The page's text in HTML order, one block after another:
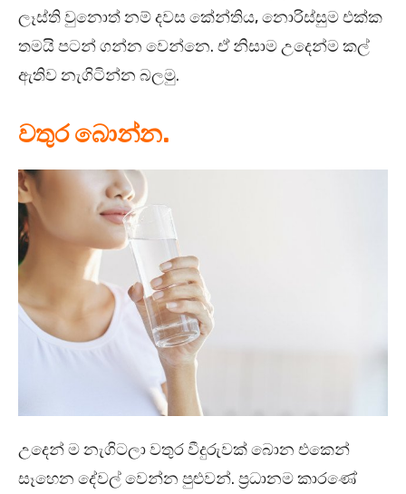
ලෑස්ති වුනොත් නම් දවස කේන්තිය, නොරිස්සුම එක්ක
තමයි පටන් ගන්න වෙන්නෙ. ඒ නිසාම උදෙන්ම කල්
ඇතිව නැගිටින්න බලමු.
වතුර බොන්න.
උදෙන් ම නැගිටලා වතුර වීදුරුවක් බොන එකෙන්
සෑහෙන දේවල් වෙන්න පුළුවන්. ප්‍රධානම කාරණේ